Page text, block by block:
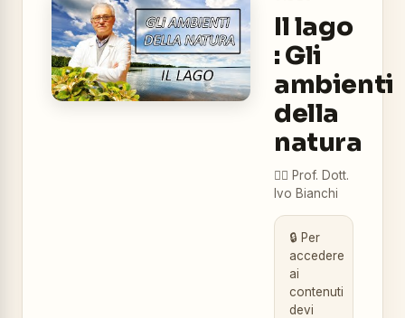
Il lago
: Gli
ambienti
della
natura
👨‍⚕️ Prof. Dott.
Ivo Bianchi
🔒 Per
accedere
ai
contenuti
devi